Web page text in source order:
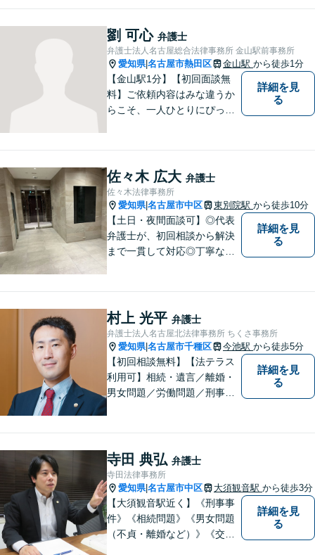
劉 可心 弁護士
弁護士法人名古屋総合法律事務所 金山駅前事務所
愛知県|名古屋市熱田区 金山駅 から徒歩1分
【金山駅1分】【初回面談無
料】ご依頼内容はみな違うか
らこそ、一人ひとりにぴった
ます。誰にも話せず抱えてき
た不安を、どうぞお聞かせく
ださい。【電話・WEB相談も
対応可能】
詳細を見
る
佐々木 広大 弁護士
佐々木法律事務所
愛知県|名古屋市中区 東別院駅 から徒歩10分
【土日・夜間面談可】◎代表
弁護士が、初回相談から解決
まで一貫して対応◎丁寧な対
を目指します【相続問題】遺
産分割調停や審判もお任せく
ださい【東別院駅】
詳細を見
る
村上 光平 弁護士
弁護士法人名古屋北法律事務所 ちくさ事務所
愛知県|名古屋市千種区 今池駅 から徒歩5分
【初回相談無料】【法テラス
利用可】相続・遺言／離婚・
男女問題／労働問題／刑事事
ご提供。小さなお困り事でも
構いません【夜間・休日面
談】【完全個室】【今池駅3
分】
詳細を見
る
寺田 典弘 弁護士
寺田法律事務所
愛知県|名古屋市中区 大須観音駅 から徒歩3分
【大須観音駅近く】《刑事事
件》《相続問題》《男女問題
（不貞・離婚など）》《交通
詳細を見
る